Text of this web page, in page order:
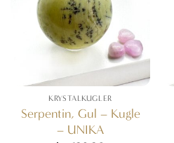
KRYSTALKUGLER
Serpentin, Gul – Kugle
– UNIKA